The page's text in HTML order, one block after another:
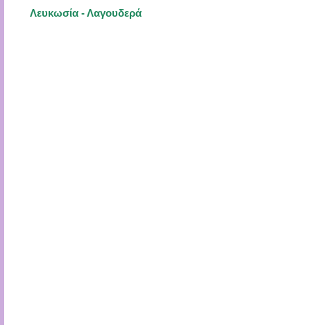
Λευκωσία - Λαγουδερά